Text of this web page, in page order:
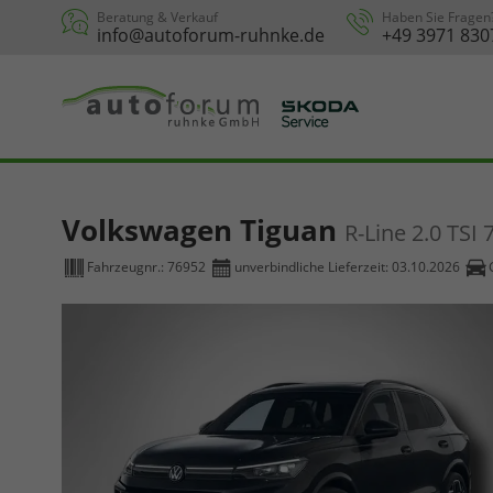
Beratung & Verkauf
info@autoforum-ruhnke.de
Haben Sie
+49 3971
Volkswagen Tiguan R-Line 2.0 TSI
Fahrzeugnr.: 76952 unverbindliche Lieferzeit: 03.10.2026